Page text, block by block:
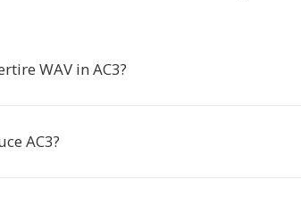
WAV in AC3?
AC3?